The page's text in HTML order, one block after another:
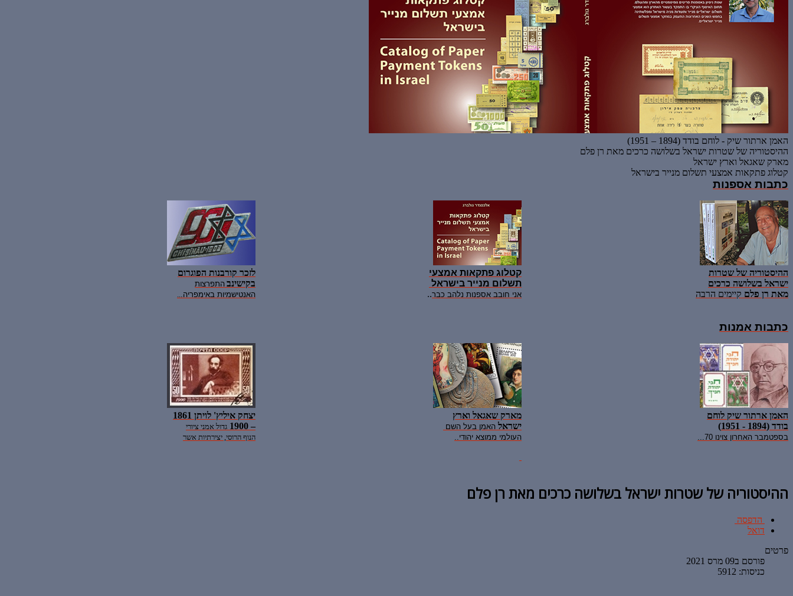
האמן ארתור שיק - לוחם בודד (1894 – 1951)
ההיסטוריה של שטרות ישראל בשלושה כרכים מאת רן פלם
מארק שאגאל וארץ ישראל
קטלוג פתקאות אמצעי תשלום מנייר בישראל
כתבות אספנות
ההיסטוריה של שטרות
ישראל בשלושה כרכים
מאת רן פלם קיימים הרבה
קטלוג פתקאות אמצעי
תשלום מנייר בישראל
אני חובב אספנות נלהב כבר..
לזכר קורבנות הפוגרום
בקישינב התפרצות
האנטישמיות באימפריה...
כתבות אמנות
האמן ארתור שיק לוחם
בודד (1894 - 1951)
בספטמבר האחרון צוינו 70...
מארק שאגאל וארץ
ישראל האמן בעל השם
העולמי ממוצא יהודי..
יצחק איליץ' לויתן 1861
– 1900
גדול אמני ציורי
הנוף הרוסי, יצירתיות אשר
ההיסטוריה של שטרות ישראל בשלושה כרכים מאת רן פלם
הדפסה
דואל
פרטים
פורסם ב09 מרס 2021
כניסות: 5912